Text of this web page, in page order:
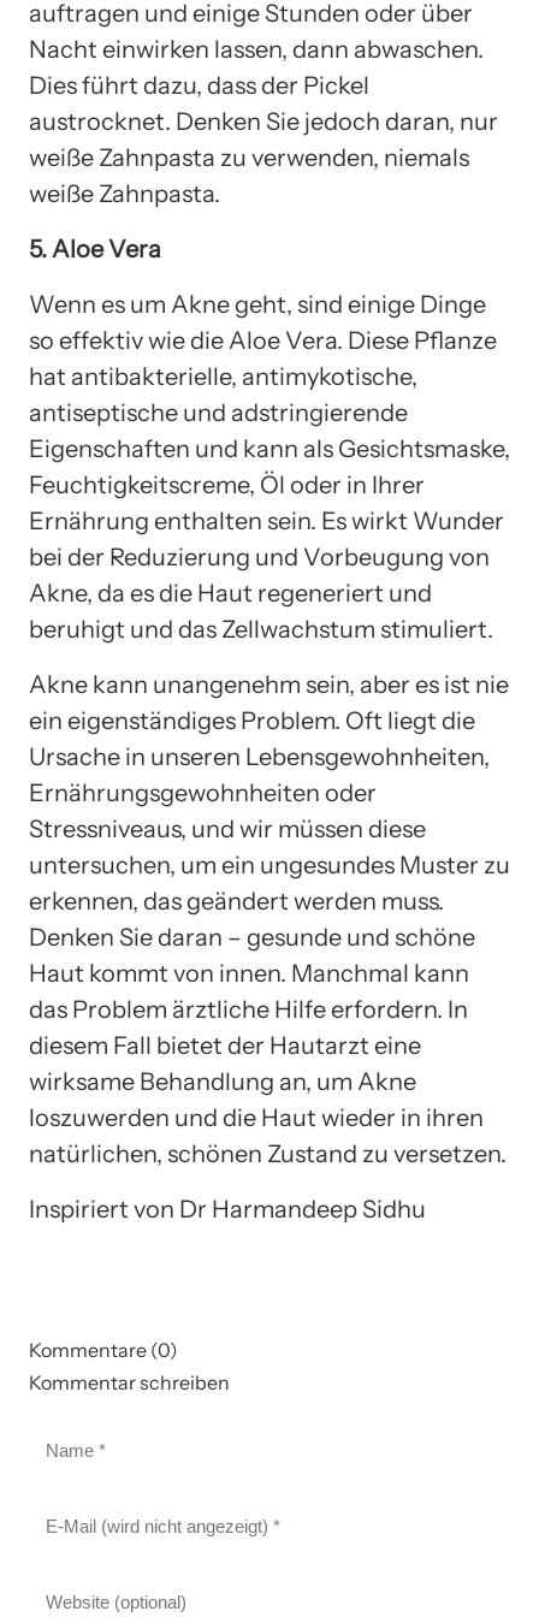
auftragen und einige Stunden oder über
Nacht einwirken lassen, dann abwaschen.
Dies führt dazu, dass der Pickel
austrocknet. Denken Sie jedoch daran, nur
weiße Zahnpasta zu verwenden, niemals
weiße Zahnpasta.
5. Aloe Vera
Wenn es um Akne geht, sind einige Dinge
so effektiv wie die Aloe Vera. Diese Pflanze
hat antibakterielle, antimykotische,
antiseptische und adstringierende
Eigenschaften und kann als Gesichtsmaske,
Feuchtigkeitscreme, Öl oder in Ihrer
Ernährung enthalten sein. Es wirkt Wunder
bei der Reduzierung und Vorbeugung von
Akne, da es die Haut regeneriert und
beruhigt und das Zellwachstum stimuliert.
Akne kann unangenehm sein, aber es ist nie
ein eigenständiges Problem. Oft liegt die
Ursache in unseren Lebensgewohnheiten,
Ernährungsgewohnheiten oder
Stressniveaus, und wir müssen diese
untersuchen, um ein ungesundes Muster zu
erkennen, das geändert werden muss.
Denken Sie daran – gesunde und schöne
Haut kommt von innen. Manchmal kann
das Problem ärztliche Hilfe erfordern. In
diesem Fall bietet der Hautarzt eine
wirksame Behandlung an, um Akne
loszuwerden und die Haut wieder in ihren
natürlichen, schönen Zustand zu versetzen.
Inspiriert von Dr Harmandeep Sidhu
Kommentare (0)
Kommentar schreiben